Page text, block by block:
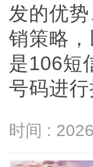
发的优
销策略
是106短
号码进
时间 :